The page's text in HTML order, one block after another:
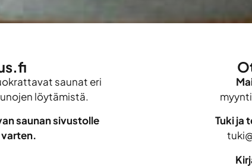
saunat eri
löytämistä.
saunan sivustolle
Tuki ja